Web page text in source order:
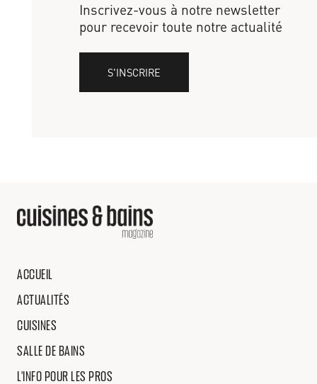
Inscrivez-vous à notre newsletter
pour recevoir toute notre actualité
S'INSCRIRE
ACCUEIL
ACTUALITÉS
CUISINES
SALLE DE BAINS
L'INFO POUR LES PROS